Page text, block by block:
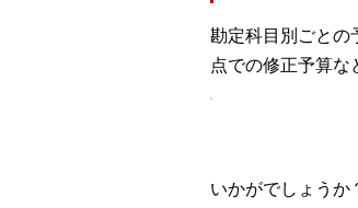
勘定科目別ごとの
点での修正予算な
いかがでしょうか